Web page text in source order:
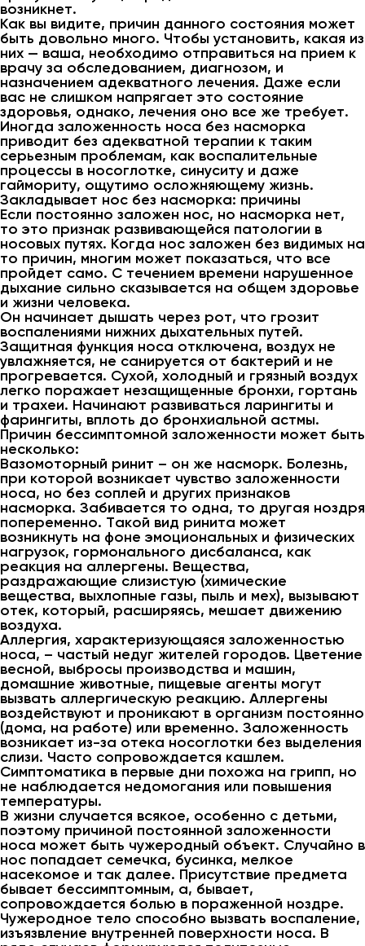
возникнет.
Как вы видите, причин данного состояния может
быть довольно много. Чтобы установить, какая из
них — ваша, необходимо отправиться на прием к
врачу за обследованием, диагнозом, и
назначением адекватного лечения. Даже если
вас не слишком напрягает это состояние
здоровья, однако, лечения оно все же требует.
Иногда заложенность носа без насморка
приводит без адекватной терапии к таким
серьезным проблемам, как воспалительные
процессы в носоглотке, синуситу и даже
гаймориту, ощутимо осложняющему жизнь.
Закладывает нос без насморка: причины
Если постоянно заложен нос, но насморка нет,
то это признак развивающейся патологии в
носовых путях. Когда нос заложен без видимых на
то причин, многим может показаться, что все
пройдет само. С течением времени нарушенное
дыхание сильно сказывается на общем здоровье
и жизни человека.
Он начинает дышать через рот, что грозит
воспалениями нижних дыхательных путей.
Защитная функция носа отключена, воздух не
увлажняется, не санируется от бактерий и не
прогревается. Сухой, холодный и грязный воздух
легко поражает незащищенные бронхи, гортань
и трахеи. Начинают развиваться ларингиты и
фарингиты, вплоть до бронхиальной астмы.
Причин бессимптомной заложенности может быть
несколько:
Вазомоторный ринит – он же насморк. Болезнь,
при которой возникает чувство заложенности
носа, но без соплей и других признаков
насморка. Забивается то одна, то другая ноздря
попеременно. Такой вид ринита может
возникнуть на фоне эмоциональных и физических
нагрузок, гормонального дисбаланса, как
реакция на аллергены. Вещества,
раздражающие слизистую (химические
вещества, выхлопные газы, пыль и мех), вызывают
отек, который, расширяясь, мешает движению
воздуха.
Аллергия, характеризующаяся заложенностью
носа, – частый недуг жителей городов. Цветение
весной, выбросы производства и машин,
домашние животные, пищевые агенты могут
вызвать аллергическую реакцию. Аллергены
воздействуют и проникают в организм постоянно
(дома, на работе) или временно. Заложенность
возникает из-за отека носоглотки без выделения
слизи. Часто сопровождается кашлем.
Симптоматика в первые дни похожа на грипп, но
не наблюдается недомогания или повышения
температуры.
В жизни случается всякое, особенно с детьми,
поэтому причиной постоянной заложенности
носа может быть чужеродный объект. Случайно в
нос попадает семечка, бусинка, мелкое
насекомое и так далее. Присутствие предмета
бывает бессимптомным, а, бывает,
сопровождается болью в пораженной ноздре.
Чужеродное тело способно вызвать воспаление,
изъязвление внутренней поверхности носа. В